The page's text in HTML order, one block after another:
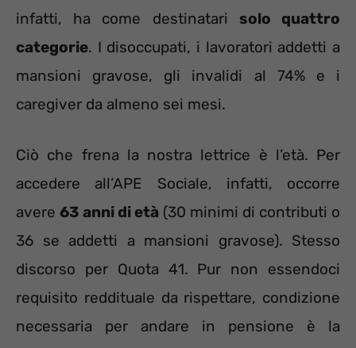
infatti, ha come destinatari solo quattro
categorie. I disoccupati, i lavoratori addetti a
mansioni gravose, gli invalidi al 74% e i
caregiver da almeno sei mesi.
Ciò che frena la nostra lettrice è l’età. Per
accedere all’APE Sociale, infatti, occorre
avere 63 anni di età (30 minimi di contributi o
36 se addetti a mansioni gravose). Stesso
discorso per Quota 41. Pur non essendoci
requisito reddituale da rispettare, condizione
necessaria per andare in pensione è la